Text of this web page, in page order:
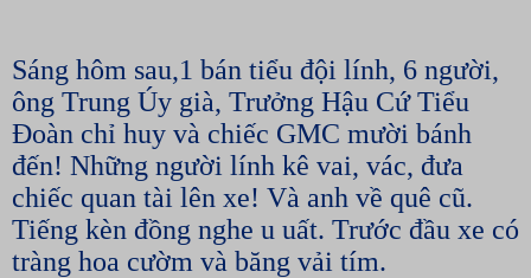
Sáng hôm sau,1 bán tiểu đội lính, 6 người,
ông Trung Úy già, Trưởng Hậu Cứ Tiểu
Đoàn chỉ huy và chiếc GMC mười bánh
đến! Những người lính kê vai, vác, đưa
chiếc quan tài lên xe! Và anh về quê cũ.
Tiếng kèn đồng nghe u uất. Trước đầu xe có
tràng hoa cườm và băng vải tím.